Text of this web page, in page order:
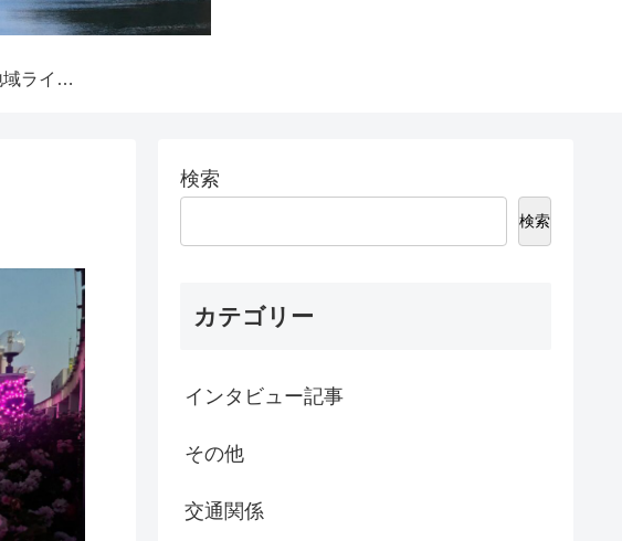
「唯一無二の地域ライター」奥河内から情報発信とは
検索
検索
カテゴリー
インタビュー記事
その他
交通関係